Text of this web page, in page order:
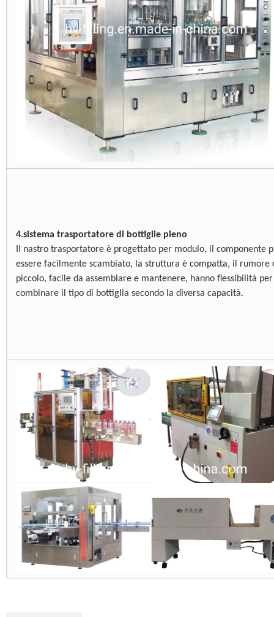
4.sistema trasportatore di bottiglie pieno
Il nastro trasportatore è progettato per modulo, il componente
essere facilmente scambiato, la struttura è compatta, il rumore
piccolo, facile da assemblare e mantenere, hanno flessibilità per
combinare il tipo di bottiglia secondo la diversa capacità.